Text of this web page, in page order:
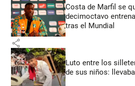
Costa de Marfil se
decimoctavo
tras el Mundial
share
Luto entre los
de sus niños: